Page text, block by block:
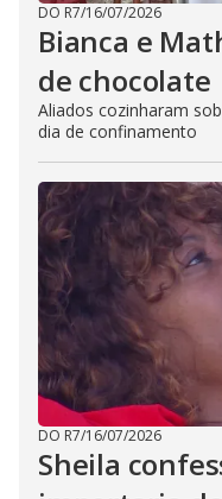
DO R7/16/07/2026
Bianca e
de chocolate
Aliados cozinharam
dia de confinamento
DO R7/16/07/2026
Sheila